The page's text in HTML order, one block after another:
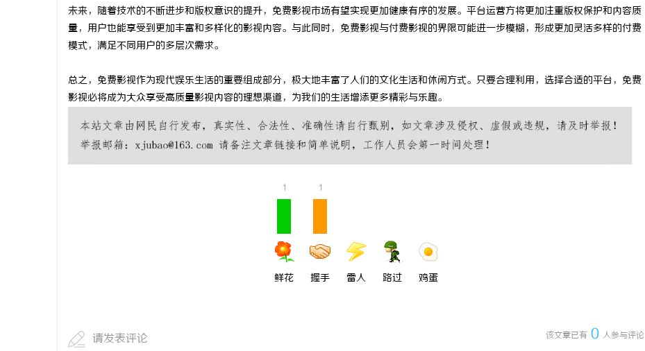
未来，随着技术的不断进步和版权意识的提升，免费影视市场有望实现更加健康有序的发展。平台运营方将更加注重版权保护和内容质
量，用户也能享受到更加丰富和多样化的影视内容。与此同时，免费影视与付费影视的界限可能进一步模糊，形成更加灵活多样的付费
模式，满足不同用户的多层次需求。
总之，免费影视作为现代娱乐生活的重要组成部分，极大地丰富了人们的文化生活和休闲方式。只要合理利用，选择合适的平台，免费
影视必将成为大众享受高质量影视内容的理想渠道，为我们的生活增添更多精彩与乐趣。
1
鲜花
1
握手 雷人 路过 鸡蛋
该文章已有 0 人参与评论
请发表评论